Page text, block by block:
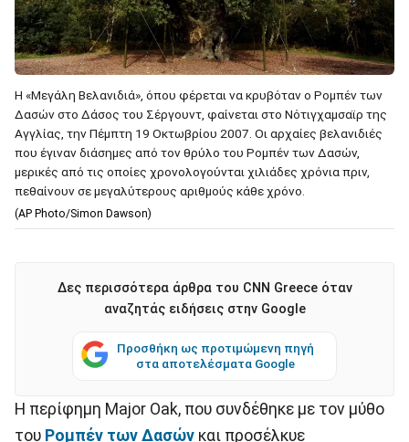
Η «Μεγάλη Βελανιδιά», όπου φέρεται να κρυβόταν ο Ρομπέν των
Δασών στο Δάσος του Σέργουντ, φαίνεται στο Νότιγχαμσαϊρ της
Αγγλίας, την Πέμπτη 19 Οκτωβρίου 2007. Οι αρχαίες βελανιδιές
που έγιναν διάσημες από τον θρύλο του Ρομπέν των Δασών,
μερικές από τις οποίες χρονολογούνται χιλιάδες χρόνια πριν,
πεθαίνουν σε μεγαλύτερους αριθμούς κάθε χρόνο.
(AP Photo/Simon Dawson)
Δες περισσότερα άρθρα του CNN Greece όταν
αναζητάς ειδήσεις στην Google
Προσθήκη ως προτιμώμενη πηγή
στα αποτελέσματα Google
Η περίφημη Major Oak, που συνδέθηκε με τον μύθο
του Ρομπέν των Δασών και προσέλκυε